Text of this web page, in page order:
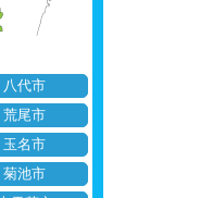
八代市
荒尾市
玉名市
菊池市